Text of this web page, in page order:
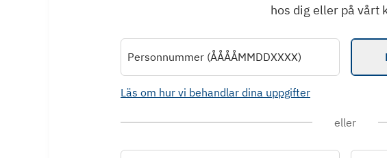
hos dig eller på vårt
Personnummer (ÅÅÅÅMMDDXXXX)
Läs om hur vi behandlar dina uppgifter
eller